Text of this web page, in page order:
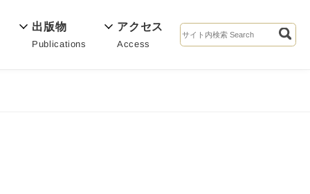
出版物
Publications
アクセス
Access